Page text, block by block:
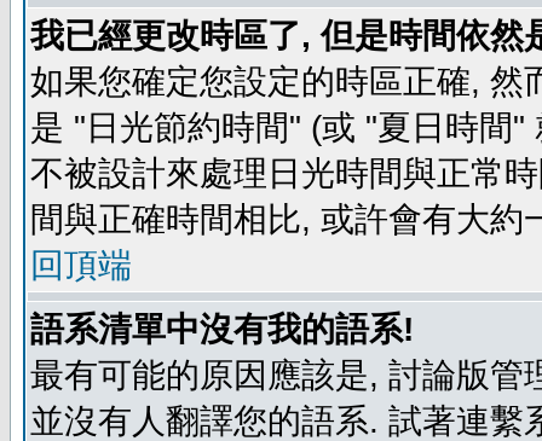
我已經更改時區了, 但是時間依然
如果您確定您設定的時區正確,
是 "日光節約時間" (或 "夏日時間
不被設計來處理日光時間與正常
間與正確時間相比, 或許會有大約
回頂端
語系清單中沒有我的語系!
最有可能的原因應該是, 討論版
並沒有人翻譯您的語系. 試著連